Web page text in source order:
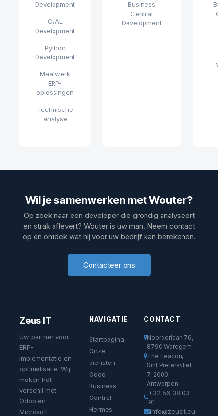
Development
C/AL
Development
Python
Development
Maatwerk
ERP-
oplossingen
Technische
analyse
Business
Central
Development
Wil je samenwerken met Wouter?
Op zoek naar een developer die grondig analyseert
en strak aflevert? Wouter is uw man. Neem contact
op en ontdek wat hij voor uw bedrijf kan betekenen.
Contacteer ons
Zeus IT
Uw partner voor
ERP-
implementatie en
optimalisatie. Wij
maken het
verschil met
Odoo en
Microsoft
NAVIGATIE
Startpagina
Onze
diensten
Odoo
Business
Central
Hermes
CONTACT
Noorderlaan 76,
8790 Waregem
The Beacon,
Sint Pietersvliet
7, 2000
Antwerpen
+32 56 38 03
91
info@zeusit.eu